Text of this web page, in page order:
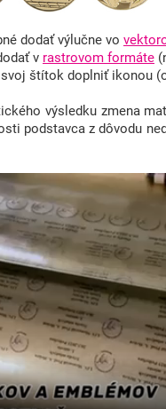
dodať výlučne vo
v rastrovom formáte
štítok doplniť ikonou
výsledku zmena
podstavca z dôvodu